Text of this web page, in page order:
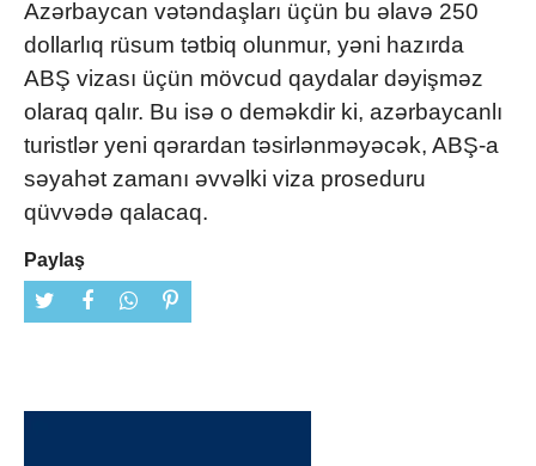
Azərbaycan vətəndaşları üçün bu əlavə 250
dollarlıq rüsum tətbiq olunmur, yəni hazırda
ABŞ vizası üçün mövcud qaydalar dəyişməz
olaraq qalır. Bu isə o deməkdir ki, azərbaycanlı
turistlər yeni qərardan təsirlənməyəcək, ABŞ-a
səyahət zamanı əvvəlki viza proseduru
qüvvədə qalacaq.
Paylaş